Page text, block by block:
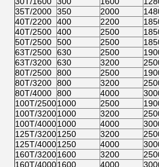
35T/2000 350 2000
40T/2200 400 2200
40T/2500 400 2500
50T/2500 500 2500
63T/2500 630 2500
63T/3200 630 3200
80T/2500 800 2500
80T/3200 800 3200
80T/4000 800 4000
100T/25001000 2500
100T/32001000 3200
100T/40001000 4000
125T/32001250 3200
125T/40001250 4000
160T/32001600 3200
160T/40001600 4000